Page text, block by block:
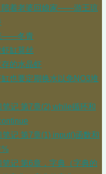
陪着老婆回娘家——游王琼
——冬青
缸莫丝
的水晶虾
缸也要定期换水以免NO3堆
笔记 第7章(2) while循环和
笔记 第7章(1) input()函数和
%
笔记 第6章，字典（字典的